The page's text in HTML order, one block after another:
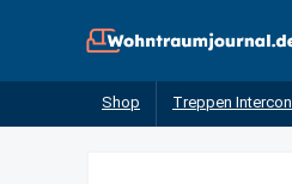
Shop Treppen Intercon